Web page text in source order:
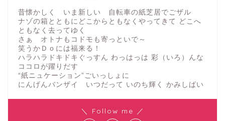
昔懐かしく いま新しい 自転車の紙芝居でごザル
ナゾの箱とともにどこからともなくやってきて どこへ
ともなく去ってゆく
さぁ オトナもコドモも寄っといで～
笑うかＤｏには福来る！
ハラハラドキドキぐっすん わっはっは 彩（いろ）んな
ココロが躍りだす
“紙ニュケーション”ごいっしょに
にんげんバンザイ いつだって いのち輝く かみしばい
＼ Follow me ／